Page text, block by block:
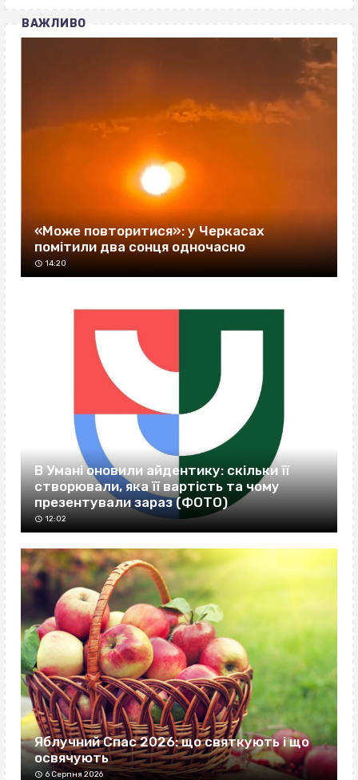
ВАЖЛИВО
«Може повторитися»: у Черкасах
помітили два сонця одночасно
14:20
В Умані оновили айдентику: скільки її
створювали, яка її вартість та чому
презентували зараз (ФОТО)
12:02
Яблучний Спас 2026: що святкують і що
освячують
6 Серпня 2026